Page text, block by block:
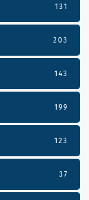
131
203
143
199
123
37